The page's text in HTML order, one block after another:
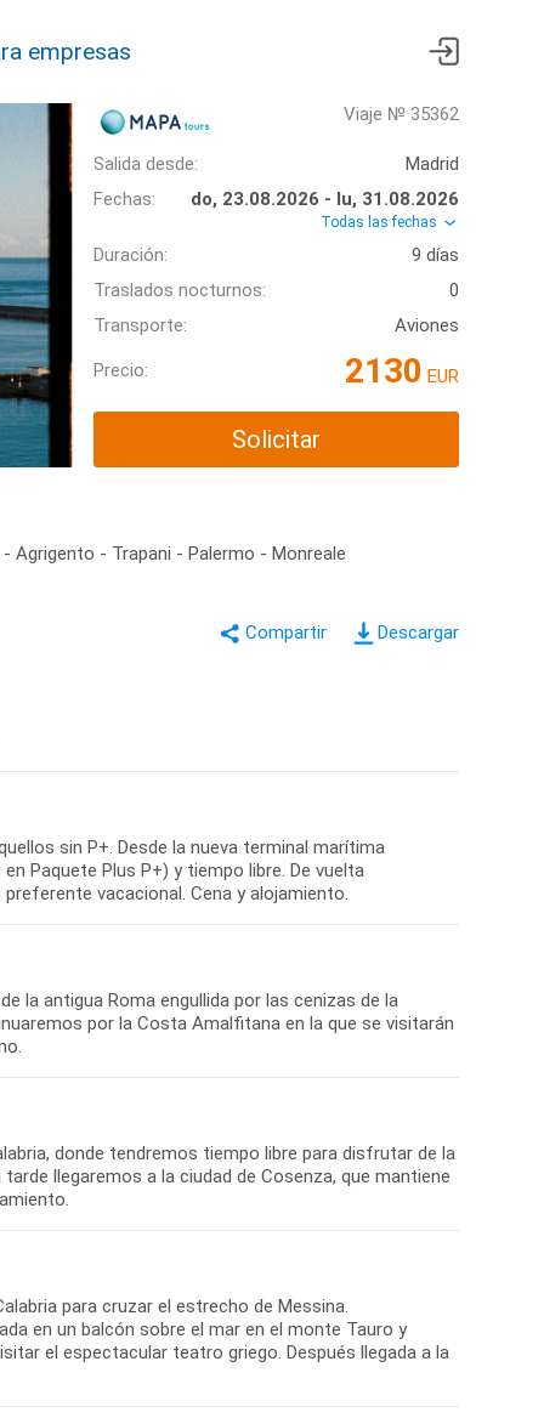
empresas
Viaje № 35362
Salida desde:
Madrid
Fechas:
do, 23.08.2026 - lu, 31.08.2026
Todas las fechas
Duración:
9 días
Traslados nocturnos:
0
Transporte:
Aviones
Precio: 2130 EUR
Solicitar
Agrigento - Trapani - Palermo - Monreale
Descargar
sin P+. Desde la nueva terminal marítima
Paquete Plus P+) y tiempo libre. De vuelta
vacacional. Cena y alojamiento.
la antigua Roma engullida por las cenizas de la
por la Costa Amalfitana en la que se visitarán
donde tendremos tiempo libre para disfrutar de la
llegaremos a la ciudad de Cosenza, que mantiene
para cruzar el estrecho de Messina.
en un balcón sobre el mar en el monte Tauro y
el espectacular teatro griego. Después llegada a la